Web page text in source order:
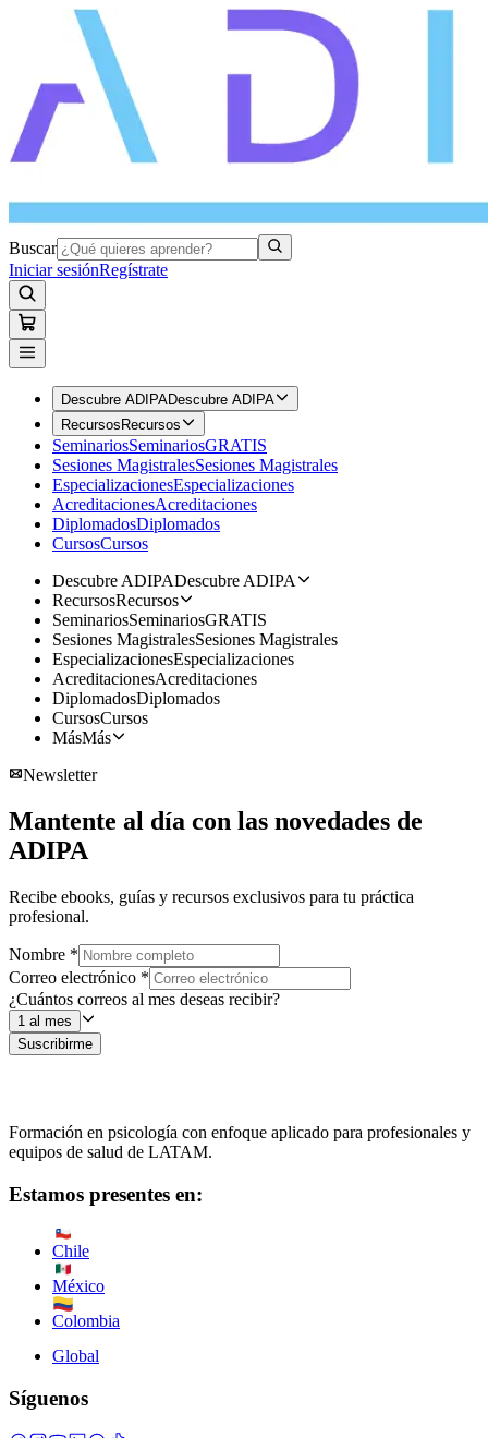
Buscar
Iniciar sesiónRegístrate
Descubre ADIPADescubre ADIPA
Recursos Recursos
SeminariosSeminariosGRATIS
Sesiones MagistralesSesiones Magistrales
EspecializacionesEspecializaciones
AcreditacionesAcreditaciones
DiplomadosDiplomados
CursosCursos
Descubre ADIPADescubre ADIPA
RecursosRecursos
SeminariosSeminariosGRATIS
Sesiones MagistralesSesiones Magistrales
EspecializacionesEspecializaciones
AcreditacionesAcreditaciones
DiplomadosDiplomados
CursosCursos
MásMás
Newsletter
Mantente al día con las novedades de
ADIPA
Recibe ebooks, guías y recursos exclusivos para tu práctica
profesional.
Nombre *
Correo electrónico *
¿Cuántos correos al mes deseas recibir?
1 al mes
Suscribirme
Formación en psicología con enfoque aplicado para profesionales y
equipos de salud de LATAM.
Estamos presentes en:
Chile
México
Colombia
Global
Síguenos